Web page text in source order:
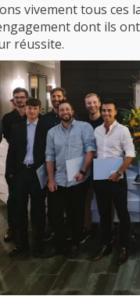
vivement tous ces
dont ils
réussite.